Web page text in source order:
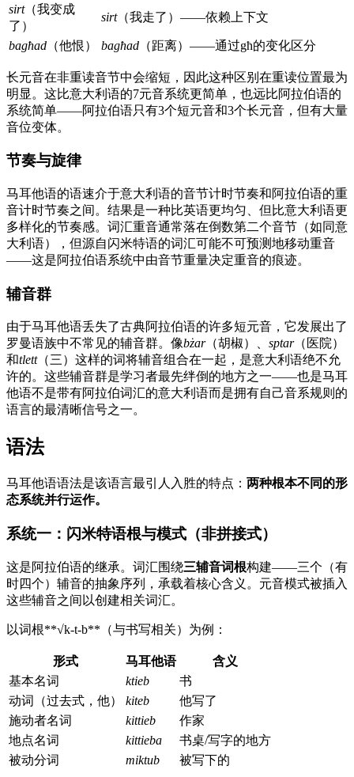
sirt（我变成
了）
sirt（我走了）——依赖上下文
bagħad （他恨） bagħad （距离）——通过għ的变化区分
长元音在非重读音节中会缩短，因此这种区别在重读位置最为
明显。这比意大利语的7元音系统更简单，也远比阿拉伯语的
系统简单——阿拉伯语只有3个短元音和3个长元音，但有大量
音位变体。
节奏与旋律
马耳他语的语速介于意大利语的音节计时节奏和阿拉伯语的重
音计时节奏之间。结果是一种比英语更均匀、但比意大利语更
多样化的节奏感。词汇重音通常落在倒数第二个音节（如同意
大利语），但源自闪米特语的词汇可能不可预测地移动重音
——这是阿拉伯语系统中由音节重量决定重音的痕迹。
辅音群
由于马耳他语丢失了古典阿拉伯语的许多短元音，它发展出了
罗曼语族中不常见的辅音群。像bżar（胡椒）、 sptar（医院）
和tlett（三）这样的词将辅音组合在一起，是意大利语绝不允
许的。这些辅音群是学习者最先绊倒的地方之一——也是马耳
他语不是带有阿拉伯词汇的意大利语而是拥有自己音系规则的
语言的最清晰信号之一。
语法
马耳他语语法是该语言最引人入胜的特点： 两种根本不同的形
态系统并行运作。
系统一：闪米特语根与模式（非拼接式）
这是阿拉伯语的继承。词汇围绕三辅音词根构建——三个（有
时四个）辅音的抽象序列，承载着核心含义。元音模式被插入
这些辅音之间以创建相关词汇。
以词根**√k-t-b**（与书写相关）为例：
形式 马耳他语
含义
基本名词
ktieb
书
动词（过去式，他）
kiteb
他写了
施动者名词
kittieb
作家
地点名词
kittieba
书桌/写字的地方
被动分词
miktub 被写下的